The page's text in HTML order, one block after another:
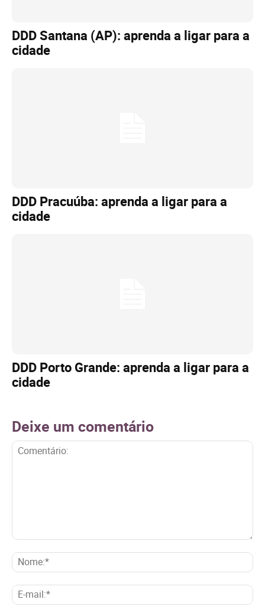
DDD Santana (AP): aprenda a ligar para a
cidade
DDD Pracuúba: aprenda a ligar para a
cidade
DDD Porto Grande: aprenda a ligar para a
cidade
Deixe um comentário
E-